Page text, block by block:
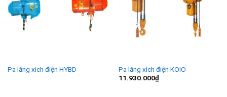
Pa lăng xích điện HYBD
Pa lăng xích điện KOIO
11.930.000₫